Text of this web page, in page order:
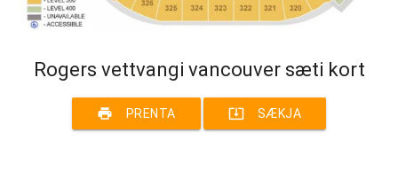
Rogers vettvangi vancouver sæti kort
print PRENTA system_update_alt SÆKJA